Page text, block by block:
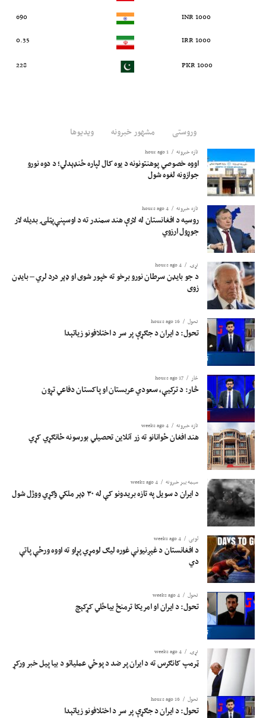
1000 INR
690
1000 IRR
0.35
1000 PKR
228
وروستی مشهور خبرونه ویدیوها
تازه خبرونه 1 hour ago
اووه خصوصي پوهنتونونه د یوه کال لپاره ځنډېدلي؛ د دوه نورو
جوازونه لغوه شول
تازه خبرونه 4 hours ago
روسیه د افغانستان له لارې هند سمندر ته د اوسپنې‌پټلۍ بدیله لار
جوړول ارزوي
نړۍ 4 hours ago
د جو بایډن سرطان نورو برخو ته خپور شوی او ډېر درد لري – بایډن
زوی
تحول 16 hours ago
تحول: د ایران د جګړې پر سر د اختلافونو زیاتېدا
څار 17 hours ago
څار: د ترکیې، سعودي عربستان او پاکستان دفاعي تړون
تازه خبرونه 4 weeks ago
هند افغان ځوانانو ته زر آنلاین تحصیلي بورسونه ځانګړي کړي
سیمه ییز خبرونه 4 weeks ago
د ایران د سویل په تازه بریدونو کې له ۳۰ ډېر ملکي وګړي ووژل شول
لوبی 4 weeks ago
د افغانستان د غېږنیونې غوره لیګ لومړي پړاو ته اووه ورځې پاتې
دي
تحول 4 weeks ago
تحول: د ایران او امریکا ترمنځ بیاځلي کړکېچ
نړۍ 4 weeks ago
ټرمپ کانګرس ته د ایران پر ضد د پوځي عملیاتو د بیا پیل خبر ورکړ
تحول 16 hours ago
تحول: د ایران د جګړې پر سر د اختلافونو زیاتېدا